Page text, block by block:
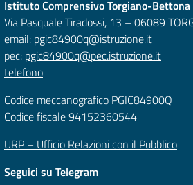
Istituto Comprensivo Torgiano-Bettona
Via Pasquale Tiradossi, 13 – 06089
email: pgic84900q@istruzione.it
pec: pgic84900q@pec.istruzione.it
telefono
Codice meccanografico PGIC84900Q
Codice fiscale 94152360544
URP – Ufficio Relazioni con il Pubblico
Seguici su Telegram